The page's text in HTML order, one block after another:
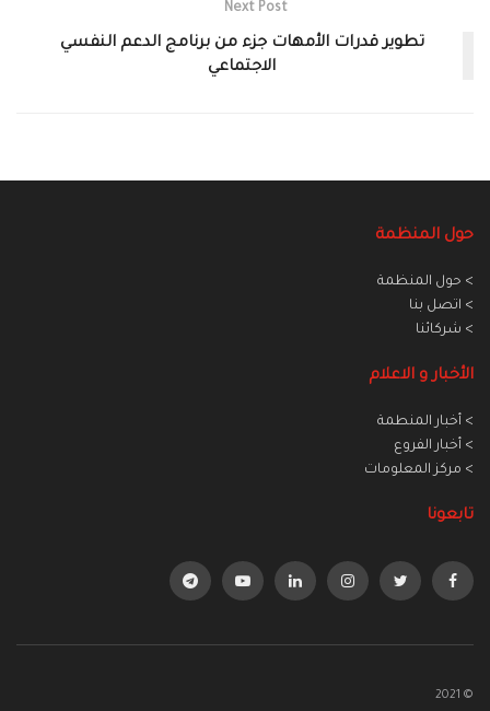
Next Post
تطوير قدرات الأمهات جزء من برنامج الدعم النفسي
الاجتماعي
حول المنظمة
> حول المنظمة
> اتصل بنا
> شركائنا
الأخبار و الاعلام
> أخبار المنطمة
> أخبار الفروع
> مركز المعلومات
تابعونا
© 2021